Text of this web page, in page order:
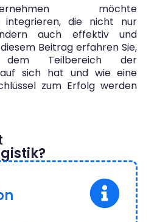
möchte
integrieren, die nicht nur
auch effektiv und
Beitrag erfahren Sie,
Teilbereich der
auf sich hat und wie eine
zum Erfolg werden